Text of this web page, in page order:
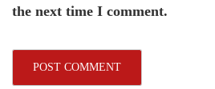
the next time I comment.